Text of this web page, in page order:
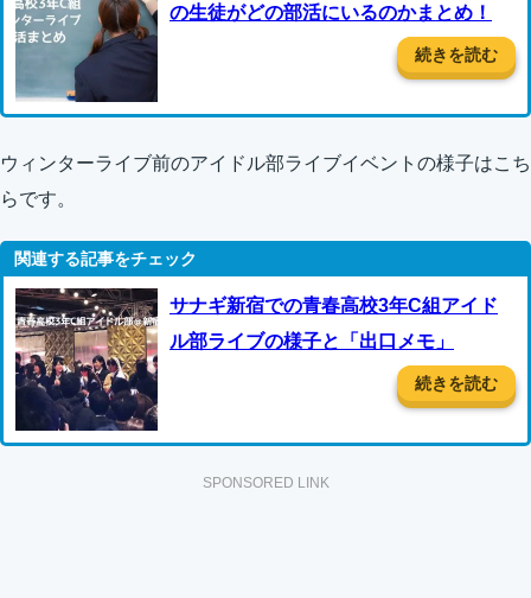
の生徒がどの部活にいるのかまとめ！
続きを読む
ウィンターライブ前のアイドル部ライブイベントの様子はこち
らです。
サナギ新宿での青春高校3年C組アイド
ル部ライブの様子と「出口メモ」
続きを読む
SPONSORED LINK